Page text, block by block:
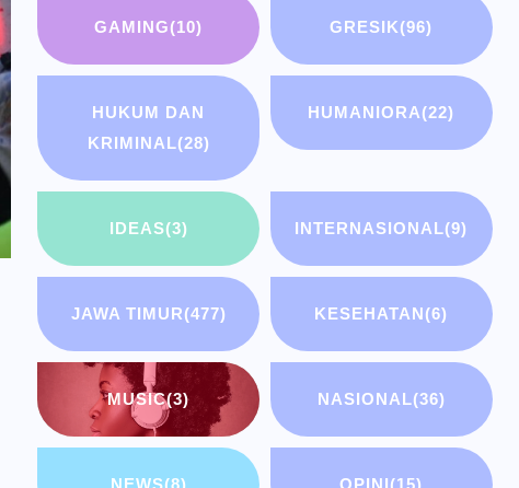
GAMING(10) GRESIK(96)
HUKUM DAN
KRIMINAL(28)
HUMANIORA(22)
IDEAS(3) INTERNASIONAL(9)
JAWA TIMUR(477) KESEHATAN(6)
MUSIC(3) NASIONAL(36)
NEWS(8) OPINI(15)